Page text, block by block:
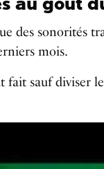
des sonorités
mois.
fait sauf diviser